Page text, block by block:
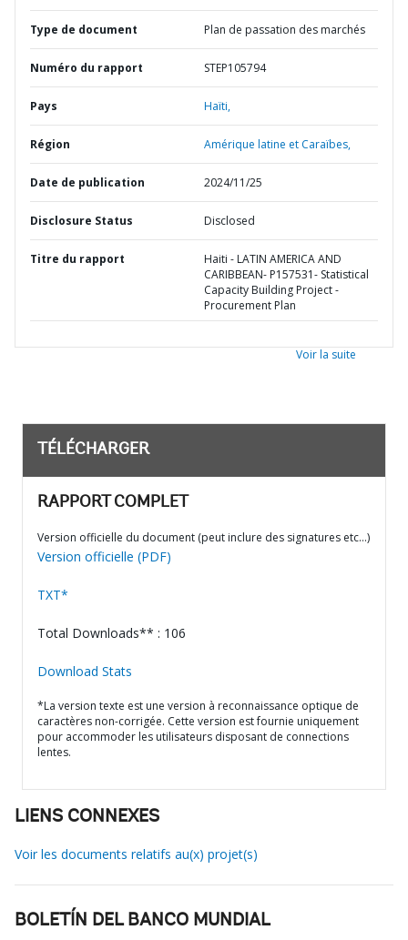
Type de document Plan de passation des marchés
Numéro du rapport STEP105794
Pays Haïti,
Région Amérique latine et Caraïbes,
Date de publication 2024/11/25
Disclosure Status Disclosed
Titre du rapport
Haiti - LATIN AMERICA AND
CARIBBEAN- P157531- Statistical
Capacity Building Project -
Procurement Plan
Voir la suite
TÉLÉCHARGER
RAPPORT COMPLET
Version officielle du document (peut inclure des signatures etc…)
Version officielle (PDF)
TXT*
Total Downloads** : 106
Download Stats
*La version texte est une version à reconnaissance optique de
caractères non-corrigée. Cette version est fournie uniquement
pour accommoder les utilisateurs disposant de connections
lentes.
LIENS CONNEXES
Voir les documents relatifs au(x) projet(s)
BOLETÍN DEL BANCO MUNDIAL